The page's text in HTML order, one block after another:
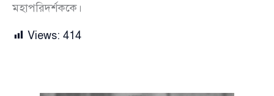
মহাপরিদর্শককে।
Views: 414